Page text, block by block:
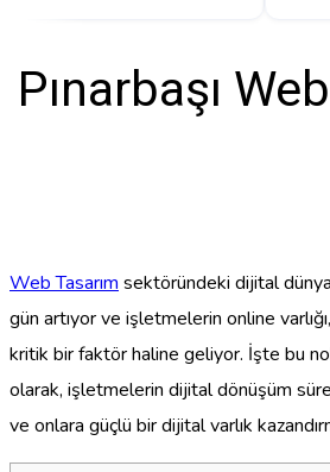
Pınarbaşı
Web Tasarım sektöründeki dijital
gün artıyor ve işletmelerin online
kritik bir faktör haline geliyor. İşte bu
olarak, işletmelerin dijital dönüşüm
ve onlara güçlü bir dijital varlık